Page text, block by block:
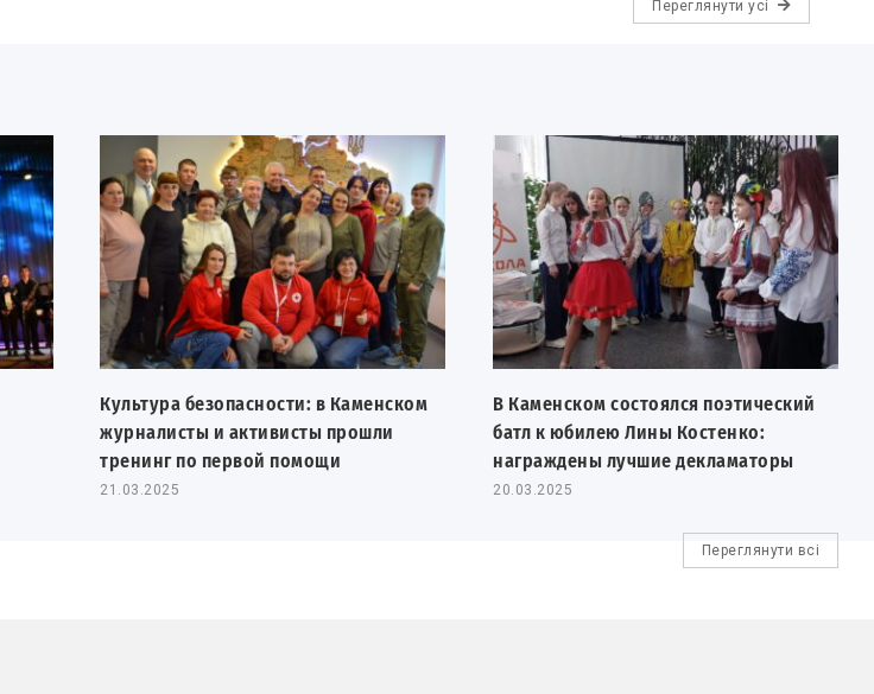
Переглянути усі
Культура безопасности: в Каменском
журналисты и активисты прошли
тренинг по первой помощи
21.03.2025
В Каменском состоялся поэтический
батл к юбилею Лины Костенко:
награждены лучшие декламаторы
20.03.2025
Переглянути всі